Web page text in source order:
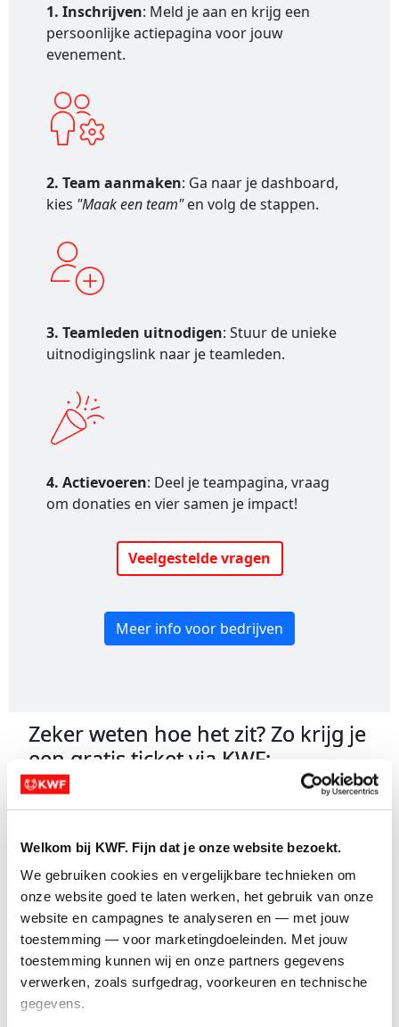
Welkom bij KWF. Fijn dat je onze website bezoekt.
We gebruiken cookies en vergelijkbare technieken om
onze website goed te laten werken, het gebruik van onze
website en campagnes te analyseren en — met jouw
toestemming — voor marketingdoeleinden. Met jouw
toestemming kunnen wij en onze partners gegevens
verwerken, zoals surfgedrag, voorkeuren en technische
gegevens.
1. Inschrijven: Meld je aan en krijg een
persoonlijke actiepagina voor jouw
evenement.
2. Team aanmaken: Ga naar je dashboard,
kies "Maak een team"en volg de stappen.
3. Teamleden uitnodigen: Stuur de unieke
uitnodigingslink naar je teamleden.
4. Actievoeren: Deel je teampagina, vraag
om donaties en vier samen je impact!
Veelgestelde vragen
Meer info voor bedrijven
Zeker weten hoe het zit? Zo krijg je
een gratis ticket via KWF:
remove_circle
expand_circle_down
expand_circle_down
add
add_circle_outline
remove_circle_outline
Wanneer regelt KWF mijn startbewijs?
remove_circle
expand_circle_down
expand_circle_down
add
add_circle_outline